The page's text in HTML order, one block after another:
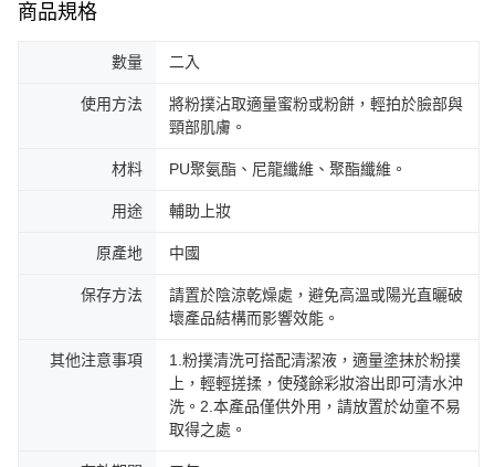
商品規格
數量 二入
使用方法
將粉撲沾取適量蜜粉或粉餅，輕拍於臉部與
頸部肌膚。
材料 PU聚氨酯、尼龍纖維、聚酯纖維。
用途 輔助上妝
原產地 中國
保存方法
請置於陰涼乾燥處，避免高溫或陽光直曬破
壞產品結構而影響效能。
其他注意事項
1.粉撲清洗可搭配清潔液，適量塗抹於粉撲
上，輕輕搓揉，使殘餘彩妝溶出即可清水沖
洗。2.本產品僅供外用，請放置於幼童不易
取得之處。